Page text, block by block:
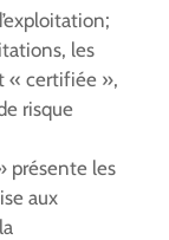
les
« certifiée »,
risque
présente les
aux